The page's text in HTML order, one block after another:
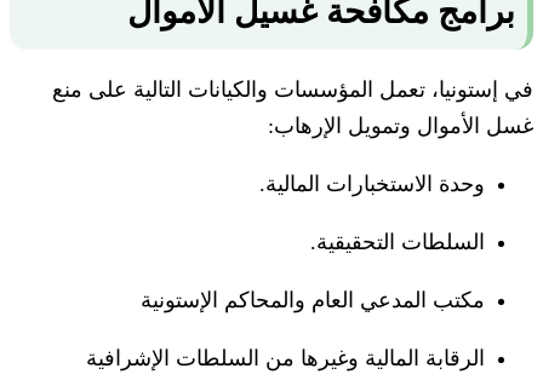
برامج مكافحة غسيل الأموال
في إستونيا، تعمل المؤسسات والكيانات التالية على منع
غسل الأموال وتمويل الإرهاب:
وحدة الاستخبارات المالية.
السلطات التحقيقية.
مكتب المدعي العام والمحاكم الإستونية
الرقابة المالية وغيرها من السلطات الإشرافية